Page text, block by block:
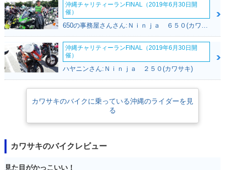
沖縄チャリティーランFINAL（2019年6月30日開
催）
650の事務屋さんさん:Ｎｉｎｊａ ６５０(カワサキ)
沖縄チャリティーランFINAL（2019年6月30日開
催）
ハヤニンさん:Ｎｉｎｊａ ２５０(カワサキ)
カワサキのバイクに乗っている沖縄のライダーを見
る
カワサキのバイクレビュー
見た目がかっこいい！